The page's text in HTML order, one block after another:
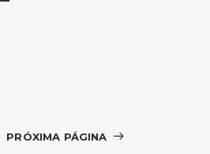
PRÓXIMA PÁGINA